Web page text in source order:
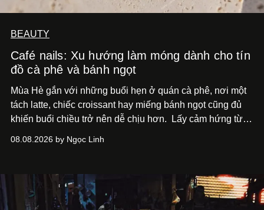
BEAUTY
Café nails: Xu hướng làm móng dành cho tín
đồ cà phê và bánh ngọt
Mùa Hè gắn với những buổi hẹn ở quán cà phê, nơi một
tách latte, chiếc croissant hay miếng bánh ngọt cũng đủ
khiến buổi chiều trở nên dễ chịu hơn.
Lấy cảm hứng từ
sử dụng bảng màu nâu sữa, kem, trắng ngà cùng những
quán cà phê. Dưới đây là những mẫu nail được yêu thích
nhất của xu hướng này.
08.08.2026 by Ngọc Linh